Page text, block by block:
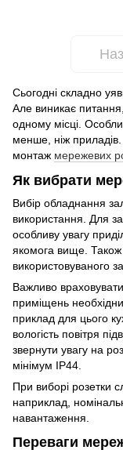
Сьогодні складно
Але виникає
одному місці.
менше, ніж
монтаж мережевих
Як вибрати
Вибір обладнання
використання. Для
особливу увагу
якомога вище. Також
використовуваного
Важливо
приміщень
приклад для цього
вологість повітря
звернути увагу на
мінімум IP44.
При виборі розетки
наприклад,
навантаження.
Переваги